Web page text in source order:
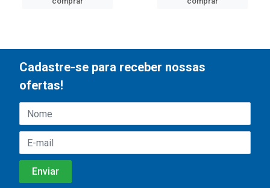
Cadastre-se para receber nossas
ofertas!